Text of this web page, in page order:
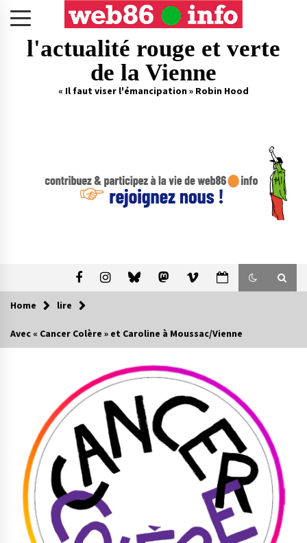
l'actualité rouge et verte
de la Vienne
« Il faut viser l'émancipation » Robin Hood
Home lire
Avec « Cancer Colère » et Caroline à Moussac/Vienne